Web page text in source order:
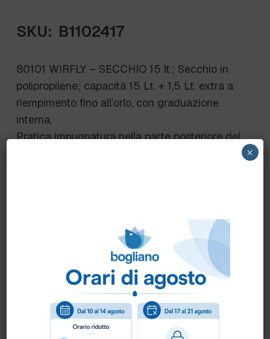
SKU: B1102417
80101 WIRFLY – SECCHIO 15 lt.; Secchio in
polipropilene; capacità 15 Lt. + 1,5 Lt. extra a
riempimento fino all’orlo, con graduazione
interna.
Pratica impugnatura nella parte posteriore del
Come ordinare?
Puoi ordinare chiamando al0172 478161oppure
scrivendo una mail ainfo@bogliano.it.
Per ogni informazione siamo a disposizione.
×